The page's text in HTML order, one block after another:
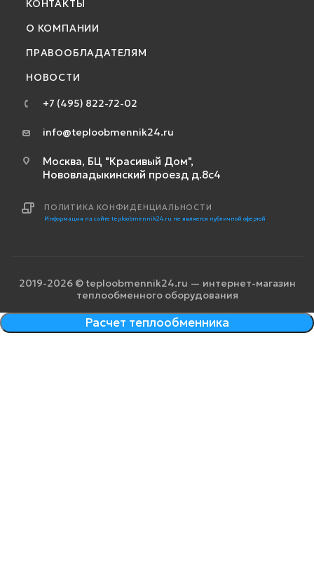
КОНТАКТЫ
О КОМПАНИИ
ПРАВООБЛАДАТЕЛЯМ
НОВОСТИ
+7 (495) 822-72-02
info@teploobmennik24.ru
Москва, БЦ "Красивый Дом",
Нововладыкинский проезд д.8с4
ПОЛИТИКА КОНФИДЕНЦИАЛЬНОСТИ
Информация на сайте teploobmennik24.ru не является публичной офертой
2019-2026 © teploobmennik24.ru — интернет-магазин
теплообменного оборудования
Расчет теплообменника